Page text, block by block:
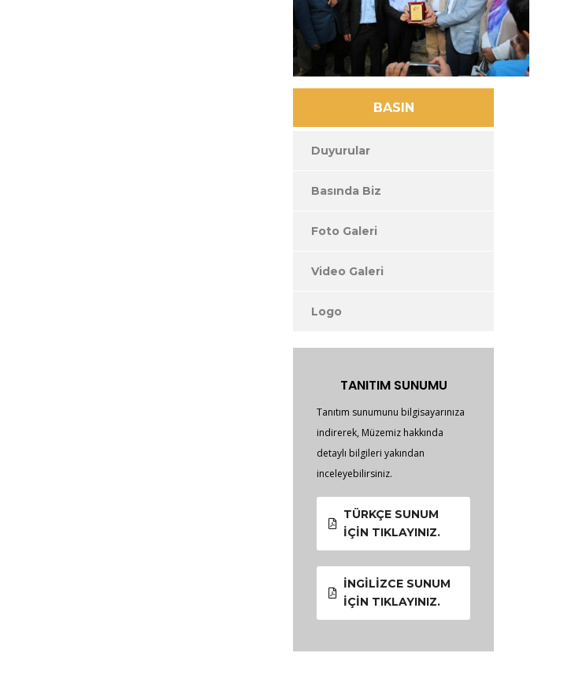
BASIN
Duyurular
Basında Biz
Foto Galeri
Video Galeri
Logo
TANITIM SUNUMU
Tanıtım sunumunu bilgisayarınıza
indirerek, Müzemiz hakkında
detaylı bilgileri yakından
inceleyebilirsiniz.
TÜRKÇE SUNUM
İÇIN TIKLAYINIZ.
İNGILIZCE SUNUM
İÇIN TIKLAYINIZ.